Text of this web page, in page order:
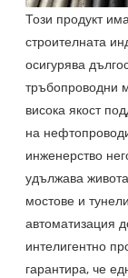
Този продукт
строителната
осигурява
тръбопроводни
висока якост
на
инженерство
удължава
мостове и
автоматизация
интелигентно
гарантира, че